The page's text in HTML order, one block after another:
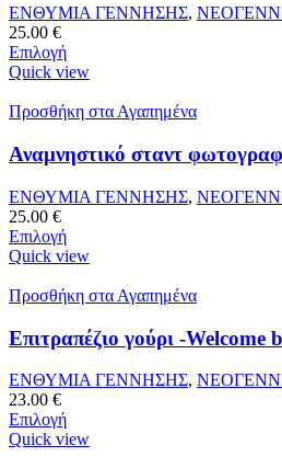
ΕΝΘΥΜΙΑ ΓΕΝΝΗΣΗΣ,
25.00 €
Επιλογή
Quick view
Προσθήκη στα Αγαπημένα
Αναμνηστικό σταντ
ΕΝΘΥΜΙΑ ΓΕΝΝΗΣΗΣ,
25.00 €
Επιλογή
Quick view
Προσθήκη στα Αγαπημένα
Επιτραπέζιο γούρι -Welcome
ΕΝΘΥΜΙΑ ΓΕΝΝΗΣΗΣ,
23.00 €
Επιλογή
Quick view